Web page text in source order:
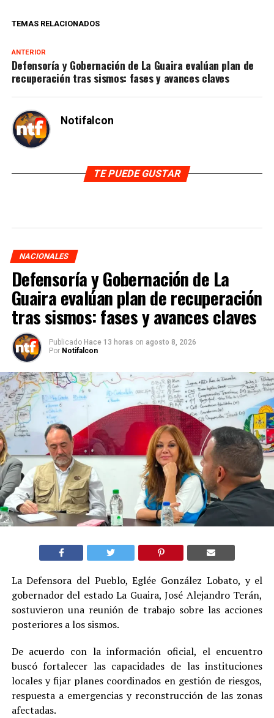
TEMAS RELACIONADOS
ANTERIOR
Defensoría y Gobernación de La Guaira evalúan plan de
recuperación tras sismos: fases y avances claves
Notifalcon
TE PUEDE GUSTAR
NACIONALES
Defensoría y Gobernación de La
Guaira evalúan plan de recuperación
tras sismos: fases y avances claves
Publicado Hace 13 horas on agosto 8, 2026
Por Notifalcon
La Defensora del Pueblo, Eglée González Lobato, y el
gobernador del estado La Guaira, José Alejandro Terán,
sostuvieron una reunión de trabajo sobre las acciones
posteriores a los sismos.
De acuerdo con la información oficial, el encuentro
buscó fortalecer las capacidades de las instituciones
locales y fijar planes coordinados en gestión de riesgos,
respuesta a emergencias y reconstrucción de las zonas
afectadas.